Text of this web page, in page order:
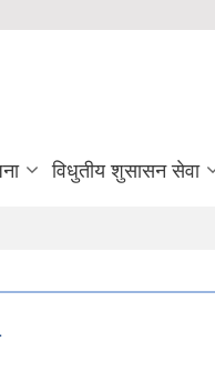
विधुतीय शुसासन सेवा